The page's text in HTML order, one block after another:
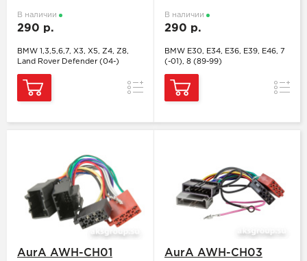
В наличии
290 р.
BMW 1,3,5,6,7, X3, X5, Z4, Z8,
Land Rover Defender (04-)
Сравнение
В наличии
290 р.
BMW E30, E34, E36, E39, E46, 7
(-01), 8 (89-99)
AurA AWH-CH01 AurA AWH-CH03